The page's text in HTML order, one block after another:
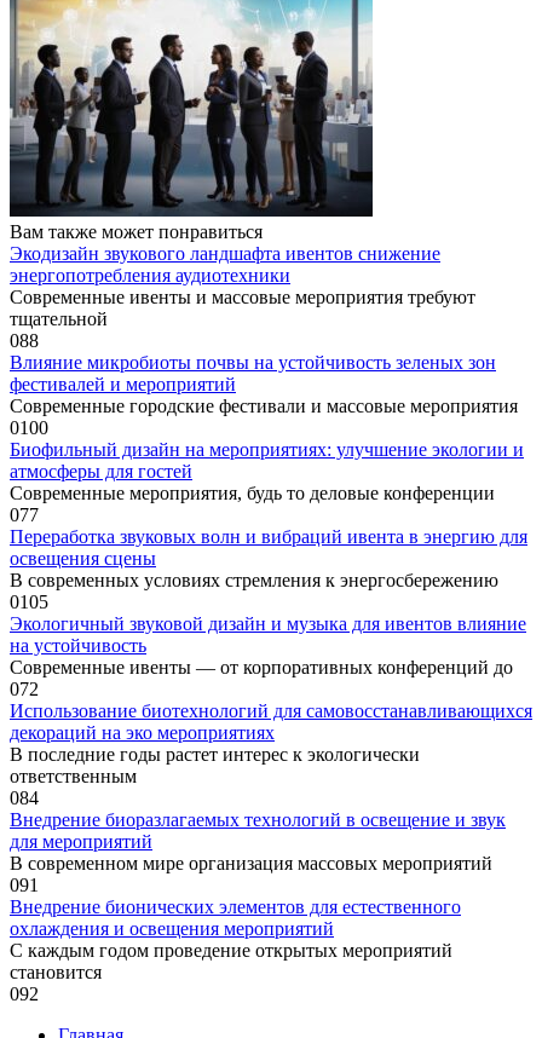
Вам также может понравиться
Экодизайн звукового ландшафта ивентов снижение
энергопотребления аудиотехники
Современные ивенты и массовые мероприятия требуют
тщательной
088
Влияние микробиоты почвы на устойчивость зеленых зон
фестивалей и мероприятий
Современные городские фестивали и массовые мероприятия
0100
Биофильный дизайн на мероприятиях: улучшение экологии и
атмосферы для гостей
Современные мероприятия, будь то деловые конференции
077
Переработка звуковых волн и вибраций ивента в энергию для
освещения сцены
В современных условиях стремления к энергосбережению
0105
Экологичный звуковой дизайн и музыка для ивентов влияние
на устойчивость
Современные ивенты — от корпоративных конференций до
072
Использование биотехнологий для самовосстанавливающихся
декораций на эко мероприятиях
В последние годы растет интерес к экологически
ответственным
084
Внедрение биоразлагаемых технологий в освещение и звук
для мероприятий
В современном мире организация массовых мероприятий
091
Внедрение бионических элементов для естественного
охлаждения и освещения мероприятий
С каждым годом проведение открытых мероприятий
становится
092